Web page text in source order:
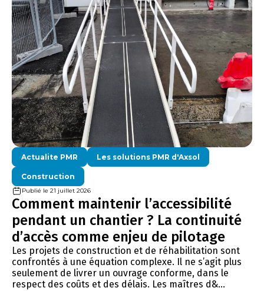
Actualite PMR Les solutions PMR d'Axsol
Construction
Publié le 21 juillet 2026
Comment maintenir l’accessibilité
pendant un chantier ? La continuité
d’accès comme enjeu de pilotage
Les projets de construction et de réhabilitation sont
confrontés à une équation complexe. Il ne s’agit plus
seulement de livrer un ouvrage conforme, dans le
respect des coûts et des délais. Les maîtres d&...